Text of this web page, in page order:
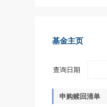
基金主页
查询日期
申购赎回清单